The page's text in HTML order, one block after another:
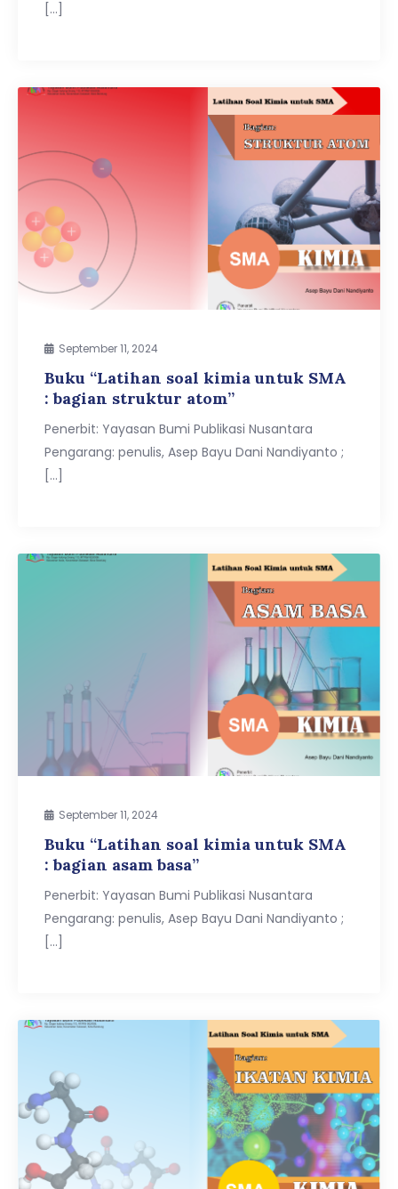
[…]
September 11, 2024
Buku “Latihan soal kimia untuk SMA
: bagian struktur atom”
Penerbit: Yayasan Bumi Publikasi Nusantara
Pengarang: penulis, Asep Bayu Dani Nandiyanto ;
[…]
September 11, 2024
Buku “Latihan soal kimia untuk SMA
: bagian asam basa”
Penerbit: Yayasan Bumi Publikasi Nusantara
Pengarang: penulis, Asep Bayu Dani Nandiyanto ;
[…]